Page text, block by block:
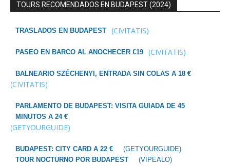
TOURS RECOMENDADOS EN BUDAPEST (2024)
TRASLADOS EN BUDAPEST (CIVITATIS)
PASEO EN BARCO AL ANOCHECER €19 (CIVITATIS)
BALNEARIO SZÉCHENYI, ENTRADA SIN COLAS A 18 €
(CIVITATIS)
PARLAMENTO DE BUDAPEST: VISITA GUIADA DE 45
MINUTOS A 24 €
(GETYOURGUIDE)
BUDAPEST: CITY CARD A 22 €
(GETYOURGUIDE)
TOUR NOCTURNO POR BUDAPEST
(VIPEALO)